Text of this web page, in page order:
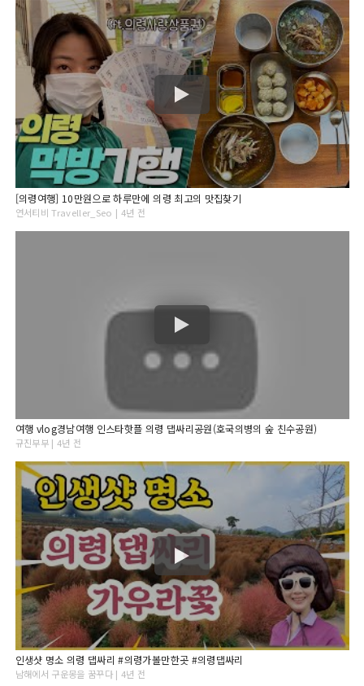
[의령여행] 10만원으로 하루만에 의령 최고의 맛집찾기
연서티비 Traveller_Seo | 4년 전
여행 vlog경남여행 인스타핫플 의령 댑싸리공원(호국의병의 숲 친수공원)
규진부부 | 4년 전
인생샷 명소 의령 댑싸리 #의령가볼만한곳 #의령댑싸리
남해에서 구운몽을 꿈꾸다 | 4년 전